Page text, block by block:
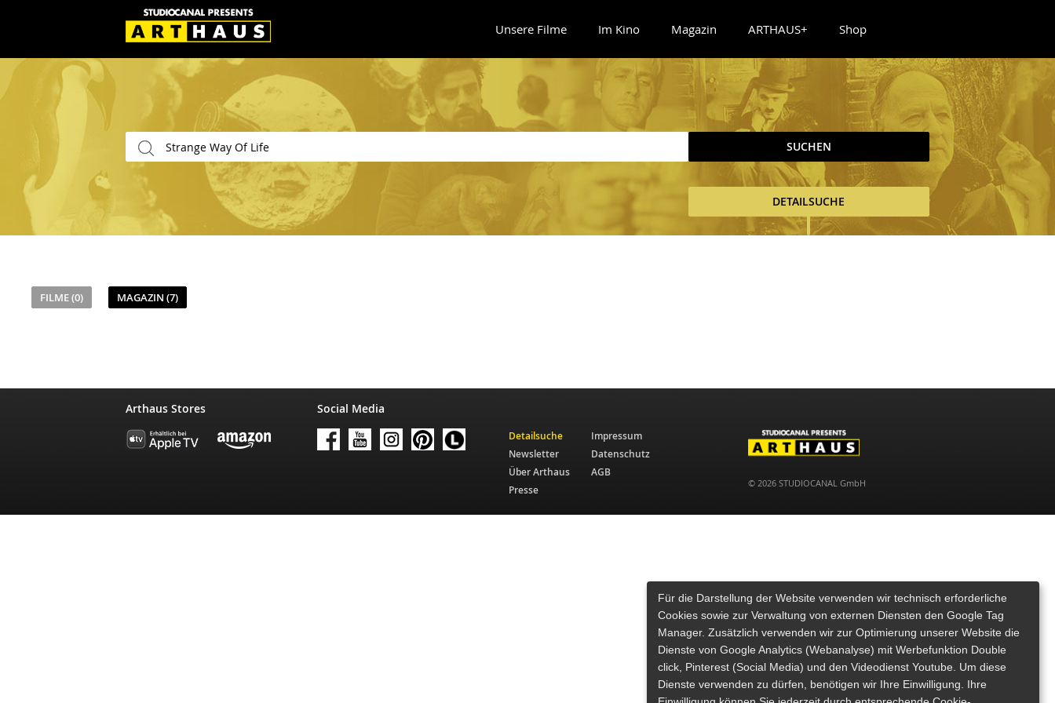
Unsere Filme Im Kino Magazin ARTHAUS+ Shop
SUCHEN
DETAILSUCHE
FILME (0) MAGAZIN (7)
Arthaus Stores Social Media
Detailsuche
Newsletter
Über Arthaus
Presse
Impressum
Datenschutz
AGB
© 2026 STUDIOCANAL GmbH
Für die Darstellung der Website verwenden wir technisch erforderliche
Cookies sowie zur Verwaltung von externen Diensten den Google Tag
Manager. Zusätzlich verwenden wir zur Optimierung unserer Website die
Dienste von Google Analytics (Webanalyse) mit Werbefunktion Double
click, Pinterest (Social Media) und den Videodienst Youtube. Um diese
Dienste verwenden zu dürfen, benötigen wir Ihre Einwilligung. Ihre